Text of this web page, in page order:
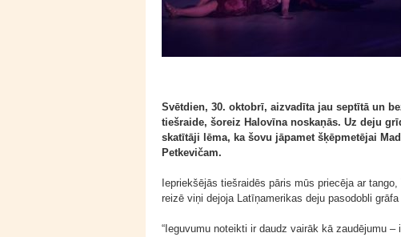
Svētdien, 30. oktobrī, aizvadīta jau septītā un
tiešraide, šoreiz Halovīna noskaņās. Uz deju
skatītāji lēma, ka šovu jāpamet šķēpmetējai
Petkevičam.
Iepriekšējās tiešraidēs pāris mūs priecēja ar
reizē viņi dejoja Latīņamerikas deju pasodobli
“Ieguvumu noteikti ir daudz vairāk kā zaudējumu